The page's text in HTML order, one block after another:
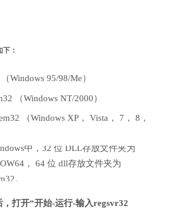
：
Windows 95/98/Me）
（Windows NT/2000）
（Windows XP， Vista， 7， 8，
中，32 位 DLL存放文件夹为
， 64 位 dll存放文件夹为
。
打开“开始-运行-输入regsvr32